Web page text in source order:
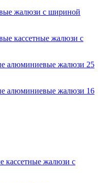
жалюзи с шириной
кассетные жалюзи с
алюминиевые жалюзи 25
алюминиевые жалюзи 16
кассетные жалюзи с